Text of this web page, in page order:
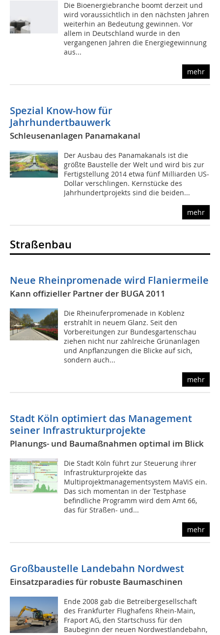
Die Bioenergiebranche boomt derzeit und
wird voraussichtlich in den nächsten Jahren
weiterhin an Bedeutung gewinnen. Vor
allem in Deutschland wurde in den
vergangenen Jahren die Energiegewinnung
aus...
mehr
Spezial Know-how für
Jahrhundertbauwerk
Schleusenanlagen Panamakanal
Der Ausbau des Panamakanals ist die
größte Baustelle der Welt und wird bis zur
Fertigstellung 2014 etwa fünf Milliarden US-
Dollar verschlingen. Kernstücke des
Jahrhundertprojekts sind die beiden...
mehr
Straßenbau
Neue Rheinpromenade wird Flaniermeile
Kann offizieller Partner der BUGA 2011
Die Rheinuferpromenade in Koblenz
erstrahlt in neuem Glanz. Seit den
Vorbereitungen zur Bundesgartenschau
ziehen nicht nur zahlreiche Grünanlagen
und Anpflanzungen die Blicke auf sich,
sondern auch...
mehr
Stadt Köln optimiert das Management
seiner Infrastrukturprojekte
Planungs- und Baumaßnahmen optimal im Blick
Die Stadt Köln führt zur Steuerung ihrer
Infrastrukturprojekte das
Multiprojektmanagementsystem MaViS ein.
Das sich momentan in der Testphase
befindliche Programm wird dem Amt 66,
das für Straßen- und...
mehr
Großbaustelle Landebahn Nordwest
Einsatzparadies für robuste Baumaschinen
Ende 2008 gab die Betreibergesellschaft
des Frankfurter Flughafens Rhein-Main,
Fraport AG, den Startschuss für den
Baubeginn der neuen Nordwestlandebahn,